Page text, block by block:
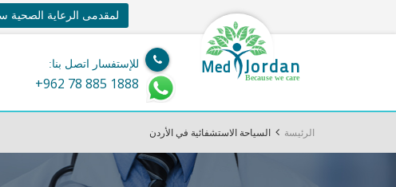
لمقدمى الرعاية الصحية
Med Jordan
Because we care
للإستفسار اتصل بنا:
+962 78 885 1888
الرئيسة السياحة الاستشفائية في الأردن